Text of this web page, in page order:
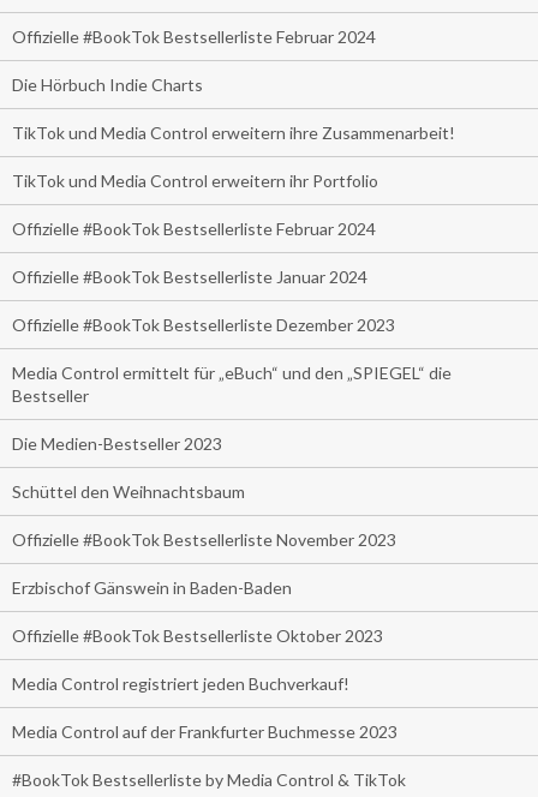
Offizielle #BookTok Bestsellerliste Februar 2024
Die Hörbuch Indie Charts
TikTok und Media Control erweitern ihre Zusammenarbeit!
TikTok und Media Control erweitern ihr Portfolio
Offizielle #BookTok Bestsellerliste Februar 2024
Offizielle #BookTok Bestsellerliste Januar 2024
Offizielle #BookTok Bestsellerliste Dezember 2023
Media Control ermittelt für „eBuch“ und den „SPIEGEL“ die
Bestseller
Die Medien-Bestseller 2023
Schüttel den Weihnachtsbaum
Offizielle #BookTok Bestsellerliste November 2023
Erzbischof Gänswein in Baden-Baden
Offizielle #BookTok Bestsellerliste Oktober 2023
Media Control registriert jeden Buchverkauf!
Media Control auf der Frankfurter Buchmesse 2023
#BookTok Bestsellerliste by Media Control & TikTok